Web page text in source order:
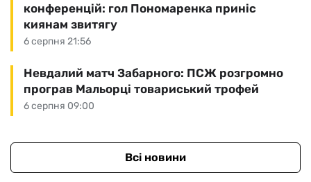
6 серпня 21:56
конференцій: гол Пономаренка приніс
киянам звитягу
6 серпня 09:00
Невдалий матч Забарного: ПСЖ розгромно
програв Мальорці товариський трофей
Всі новини